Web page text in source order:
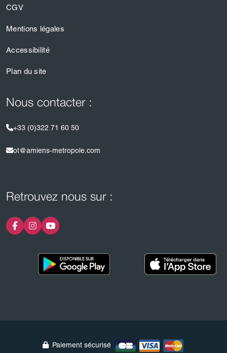
CGV
Mentions légales
Accessibilité
Plan du site
Nous contacter :
+33 (0)322 71 60 50
ot@amiens-metropole.com
Retrouvez nous sur :
Paiement sécurisé